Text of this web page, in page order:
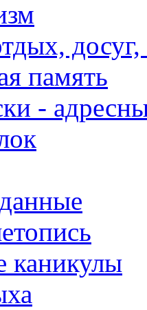
память
-
каникулы